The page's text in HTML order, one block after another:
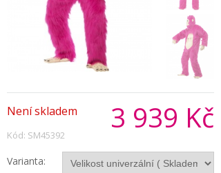
3 939 Kč
Není skladem
Kód: SM45392
Varianta: